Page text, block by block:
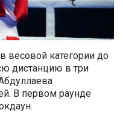
весовой категории до
дистанцию в три
В первом раунде